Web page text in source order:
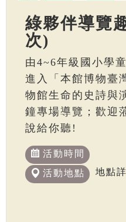
綠夥伴導覽
次)
由4~6年級國小學
進入「本館博物臺
物館生命的史詩與
鐘專場導覽；歡迎
說給你聽!
活動時間
活動地點
地點